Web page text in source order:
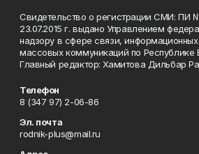
Свидетельство о регистрации СМИ: ПИ
23.07.2015 г. выдано Управлением
надзору в сфере связи, информационных
массовых коммуникаций по Республике
Главный редактор: Хамитова Дильбар
Телефон
8 (347 97) 2-06-86
Эл. почта
rodnik-plus@mail.ru